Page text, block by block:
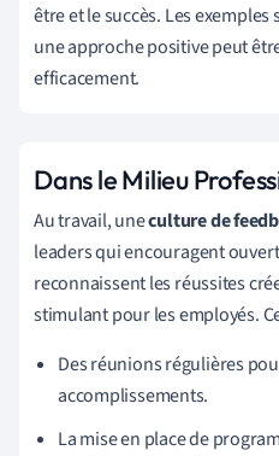
être et le succès. Les
une approche positive peut
efficacement.
Dans le Milieu
Au travail, uneculture de
leaders qui encouragent
reconnaissent les réussites
stimulant pour les employés.
Des réunions régulières
accomplissements.
La mise en place de